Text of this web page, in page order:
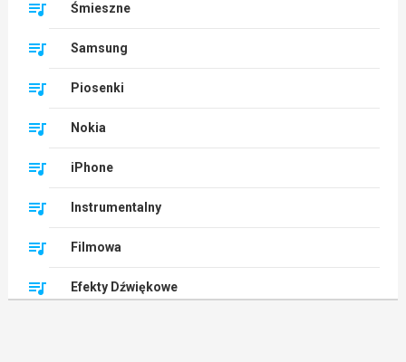
Śmieszne
Samsung
Piosenki
Nokia
iPhone
Instrumentalny
Filmowa
Efekty Dźwiękowe